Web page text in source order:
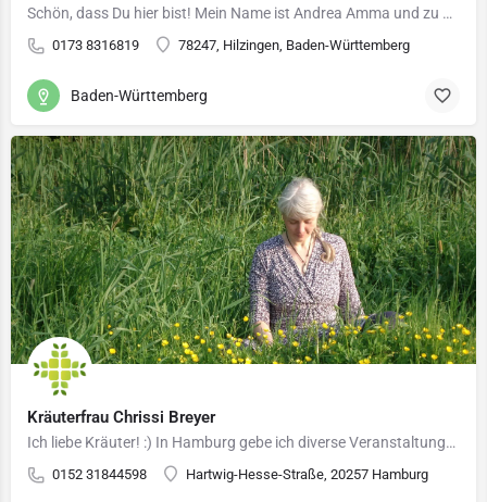
Schön, dass Du hier bist! Mein Name ist Andrea Amma und zu Hause bin ich im schönen Hegau nahe der…
0173 8316819 78247, Hilzingen, Baden-Württemberg
Baden-Württemberg
Kräuterfrau Chrissi Breyer
Ich liebe Kräuter! :) In Hamburg gebe ich diverse Veranstaltungen rund um Kräuter, Bäume und andere…
0152 31844598 Hartwig-Hesse-Straße, 20257 Hamburg